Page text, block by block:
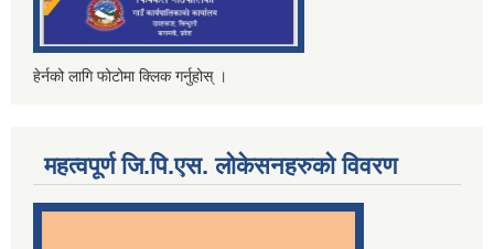
हेर्नको लागि फोटोमा क्लिक गर्नुहोस् ।
महत्वपूर्ण जि.पि.एस. लोकेसनहरुको विवरण